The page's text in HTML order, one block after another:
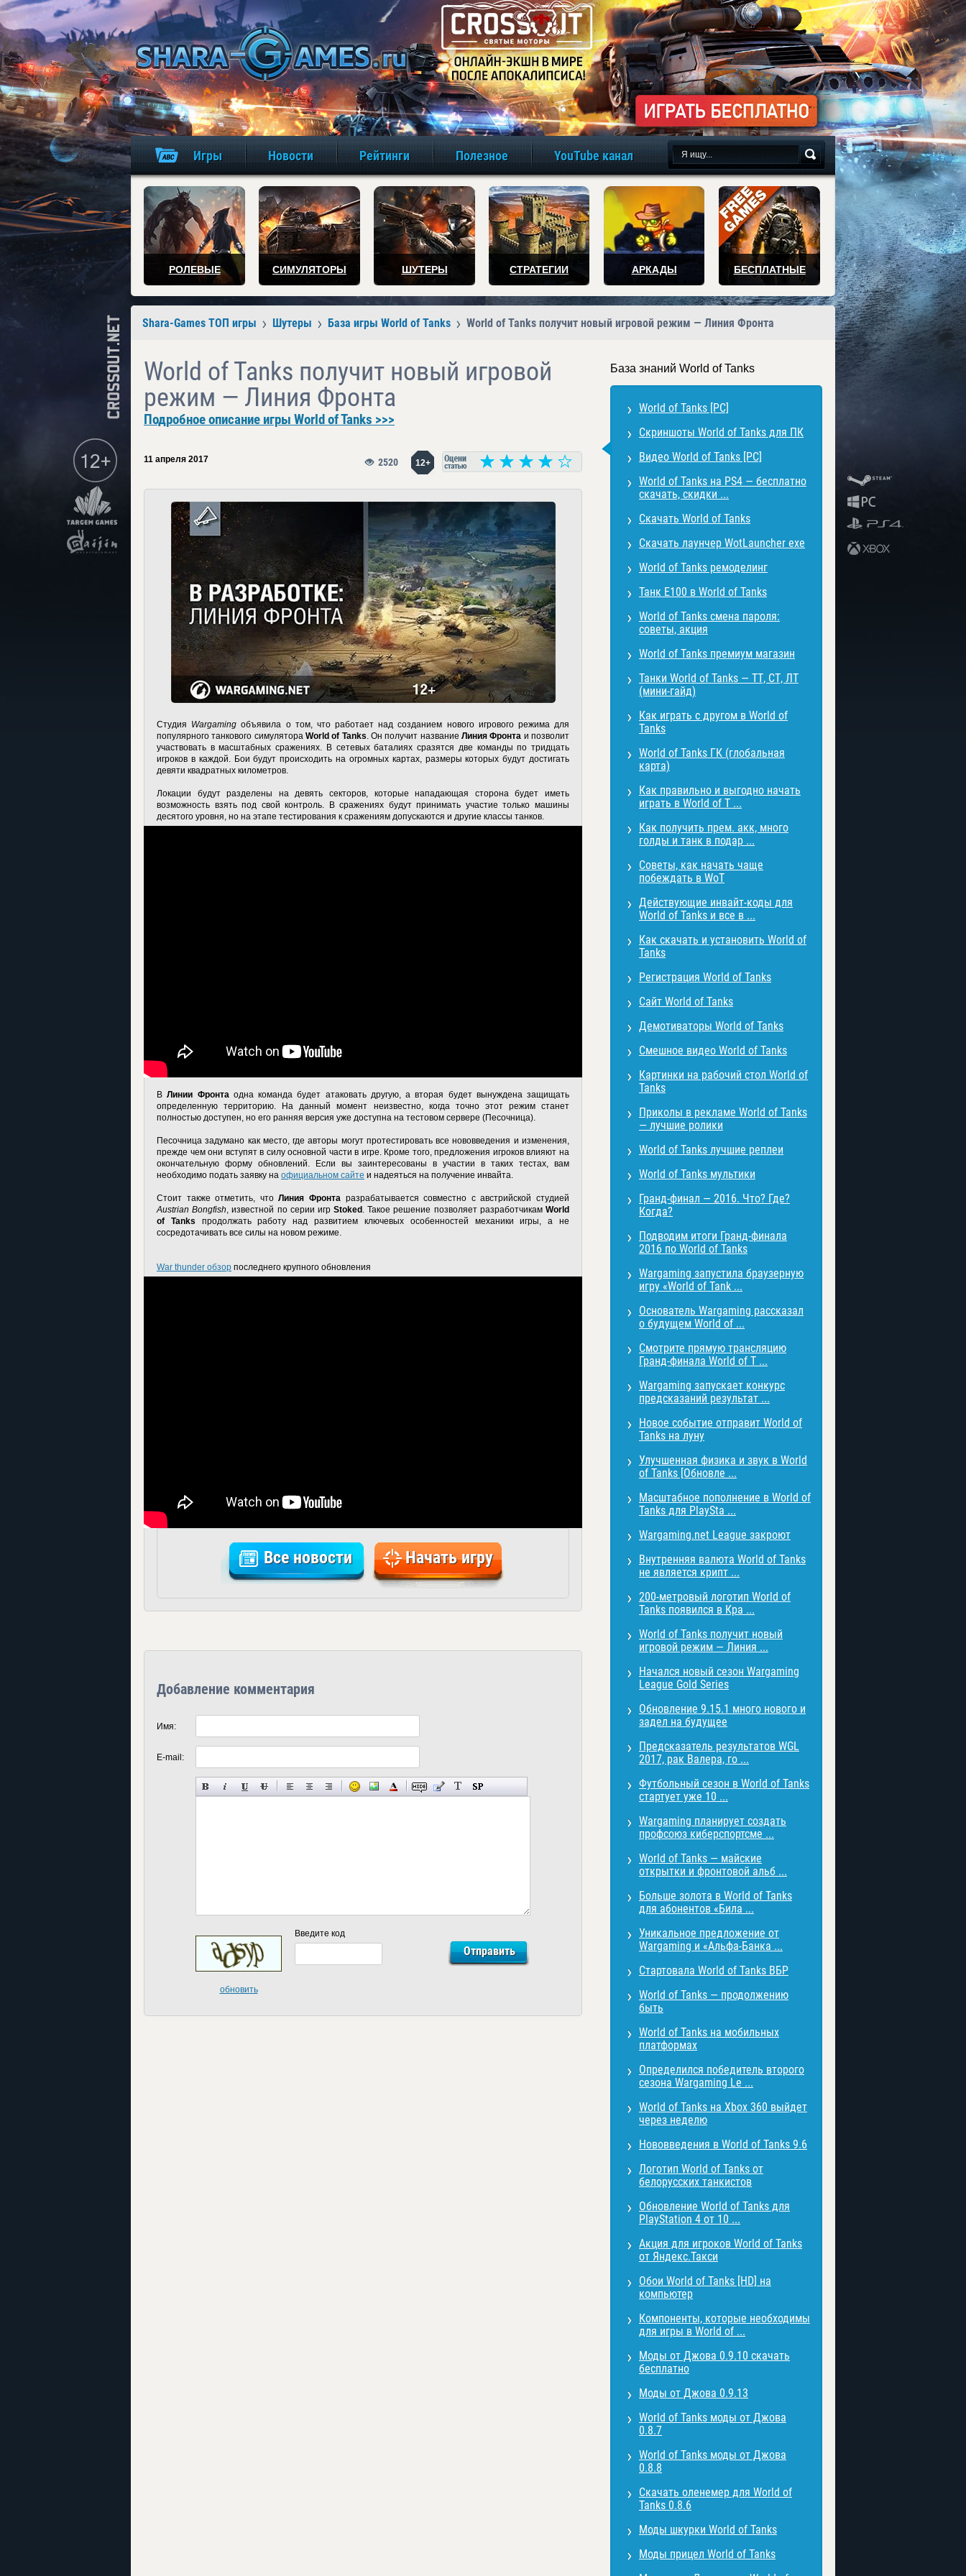
игры онлайн бесплатно
Игры Новости Рейтинги Полезное YouTube канал
РОЛЕВЫЕ СИМУЛЯТОРЫ ШУТЕРЫ СТРАТЕГИИ АРКАДЫ БЕСПЛАТНЫЕ
Shara-Games ТОП игры Шутеры База игры World of Tanks World of Tanks получит новый игровой режим — Линия Фронта
World of Tanks получит новый игровой
режим — Линия Фронта
Подробное описание игры World of Tanks >>>
11 апреля 2017 12+
2520
Студия Wargaming объявила о том, что работает над созданием нового игрового режима для
популярного танкового симулятора World of Tanks. Он получит названиеЛиния Фронта и позволит
участвовать в масштабных сражениях. В сетевых баталиях сразятся две команды по тридцать
игроков в каждой. Бои будут происходить на огромных картах, размеры которых будут достигать
девяти квадратных километров.
Локации будут разделены на девять секторов, которые нападающая сторона будет иметь
возможность взять под свой контроль. В сражениях будут принимать участие только машины
десятого уровня, но на этапе тестирования к сражениям допускаются и другие классы танков.
ВЛинии Фронтаодна команда будет атаковать другую, а вторая будет вынуждена защищать
определенную территорию. На данный момент неизвестно, когда точно этот режим станет
полностью доступен, но его ранняя версия уже доступна на тестовом сервере (Песочница).
Песочница задумано как место, где авторы могут протестировать все нововведения и изменения,
прежде чем они вступят в силу основной части в игре. Кроме того, предложения игроков влияют на
окончательную форму обновлений. Если вы заинтересованы в участии в таких тестах, вам
необходимо подать заявку на официальном сайте и надеяться на получение инвайта.
Стоит также отметить, чтоЛиния Фронта разрабатывается совместно с австрийской студией
Austrian Bongfish, известной по серии игрStoked . Такое решение позволяет разработчикамWorld
of Tanks продолжать работу над развитием ключевых особенностей механики игры, а не
сосредотачивать все силы на новом режиме.
War thunder обзор последнего крупного обновления
Все новости Начать игру
Добавление комментария
Имя:
E-mail:
обновить
Введите код
База знаний World of Tanks
World of Tanks [PC]
Скриншоты World of Tanks для ПК
Видео World of Tanks [PC]
World of Tanks на PS4 — бесплатно
скачать, скидки ...
Скачать World of Tanks
Скачать лаунчер WotLauncher exe
World of Tanks ремоделинг
Танк E100 в World of Tanks
World of Tanks смена пароля:
советы, акция
World of Tanks премиум магазин
Танки World of Tanks — ТТ, СТ, ЛТ
(мини-гайд)
Как играть с другом в World of
Tanks
World of Tanks ГК (глобальная
карта)
Как правильно и выгодно начать
играть в World of T ...
Как получить прем. акк, много
голды и танк в подар ...
Советы, как начать чаще
побеждать в WoT
Действующие инвайт-коды для
World of Tanks и все в ...
Как скачать и установить World of
Tanks
Регистрация World of Tanks
Сайт World of Tanks
Демотиваторы World of Tanks
Смешное видео World of Tanks
Картинки на рабочий стол World of
Tanks
Приколы в рекламе World of Tanks
— лучшие ролики
World of Tanks лучшие реплеи
World of Tanks мультики
Гранд-финал — 2016. Что? Где?
Когда?
Подводим итоги Гранд-финала
2016 по World of Tanks
Wargaming запустила браузерную
игру «World of Tank ...
Основатель Wargaming рассказал
о будущем World of ...
Смотрите прямую трансляцию
Гранд-финала World of T ...
Wargaming запускает конкурс
предсказаний результат ...
Новое событие отправит World of
Tanks на луну
Улучшенная физика и звук в World
of Tanks [Обновле ...
Масштабное пополнение в World of
Tanks для PlaySta ...
Wargaming.net League закроют
Внутренняя валюта World of Tanks
не является крипт ...
200-метровый логотип World of
Tanks появился в Кра ...
World of Tanks получит новый
игровой режим — Линия ...
Начался новый сезон Wargaming
League Gold Series
Обновление 9.15.1 много нового и
задел на будущее
Предсказатель результатов WGL
2017, рак Валера, го ...
Футбольный сезон в World of Tanks
стартует уже 10 ...
Wargaming планирует создать
профсоюз киберспортсме ...
World of Tanks — майские
открытки и фронтовой альб ...
Больше золота в World of Tanks
для абонентов «Била ...
Уникальное предложение от
Wargaming и «Альфа-Банка ...
Стартовала World of Tanks ВБР
World of Tanks — продолжению
быть
World of Tanks на мобильных
платформах
Определился победитель второго
сезона Wargaming Le ...
World of Tanks на Xbox 360 выйдет
через неделю
Нововведения в World of Tanks 9.6
Логотип World of Tanks от
белорусских танкистов
Обновление World of Tanks для
PlayStation 4 от 10 ...
Акция для игроков World of Tanks
от Яндекс.Такси
Обои World of Tanks [HD] на
компьютер
Компоненты, которые необходимы
для игры в World of ...
Моды от Джова 0.9.10 скачать
бесплатно
Моды от Джова 0.9.13
World of Tanks моды от Джова
0.8.7
World of Tanks моды от Джова
0.8.8
Скачать оленемер для World of
Tanks 0.8.6
Моды шкурки World of Tanks
Моды прицел World of Tanks